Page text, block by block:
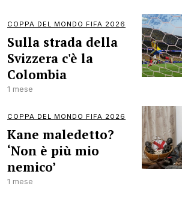
COPPA DEL MONDO FIFA 2026
Sulla strada della
Svizzera c'è la
Colombia
1 mese
COPPA DEL MONDO FIFA 2026
Kane maledetto?
‘Non è più mio
nemico’
1 mese